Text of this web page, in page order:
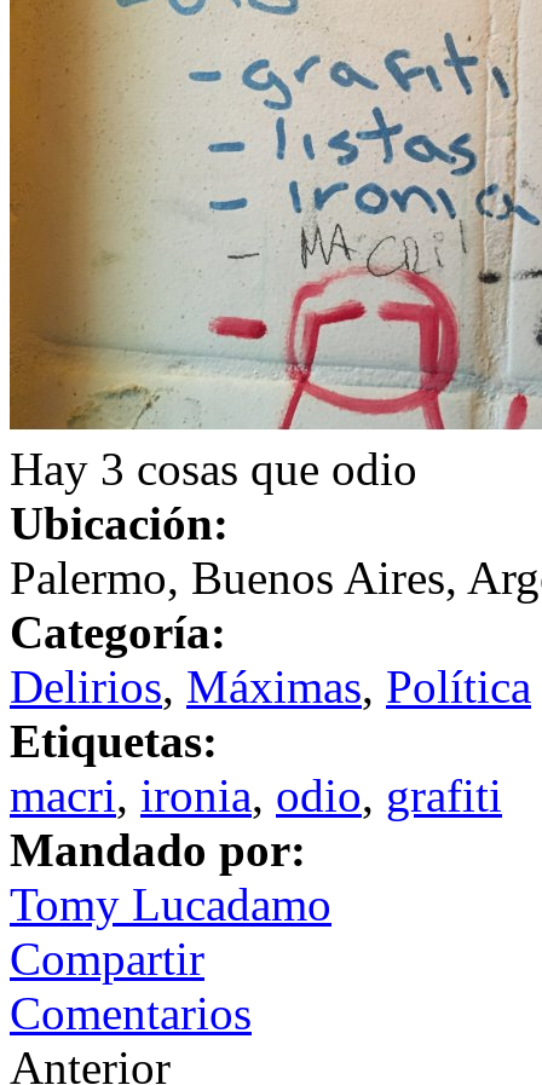
Hay 3 cosas que odio
Ubicación:
Palermo, Buenos Aires,
Categoría:
Delirios, Máximas, Política
Etiquetas:
macri, ironia, odio, grafiti
Mandado por:
Tomy Lucadamo
Compartir
Comentarios
Anterior